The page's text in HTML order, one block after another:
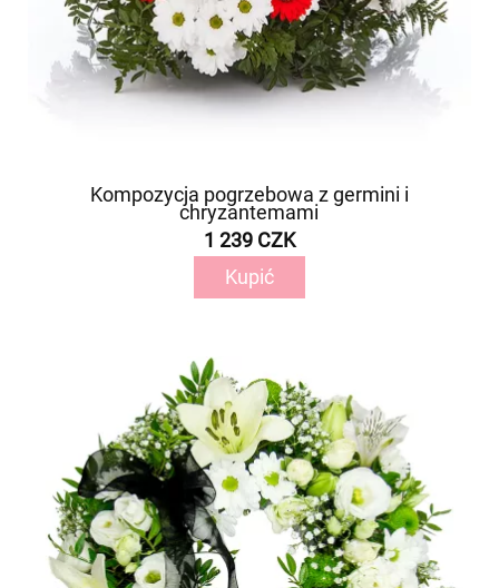
Kompozycja pogrzebowa z germini i
chryzantemami
1 239 CZK
Kupić